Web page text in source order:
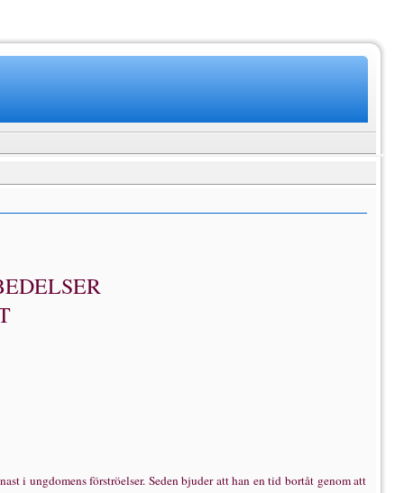
i ungdomens förströelser. Seden bjuder att han en tid bortåt genom att